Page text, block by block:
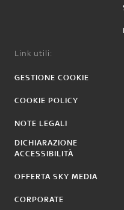
Link utili:
GESTIONE COOKIE
COOKIE POLICY
NOTE LEGALI
DICHIARAZIONE
ACCESSIBILITÀ
OFFERTA SKY MEDIA
CORPORATE